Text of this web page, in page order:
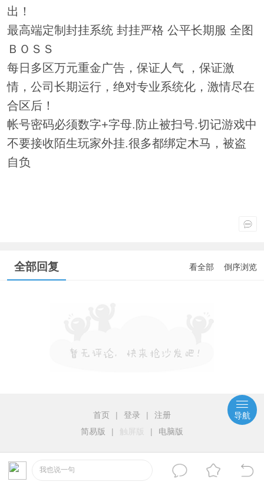
出！
最高端定制封挂系统 封挂严格 公平长期服 全图
ＢＯＳＳ
每日多区万元重金广告，保证人气 ，保证激
情，公司长期运行，绝对专业系统化，激情尽在
合区后！
帐号密码必须数字+字母.防止被扫号.切记游戏中
不要接收陌生玩家外挂.很多都绑定木马，被盗
自负
全部回复 看全部 倒序浏览
我也说一句
首页 | 登录 |
注册
简易版
| 触屏版 | 电脑版
导航